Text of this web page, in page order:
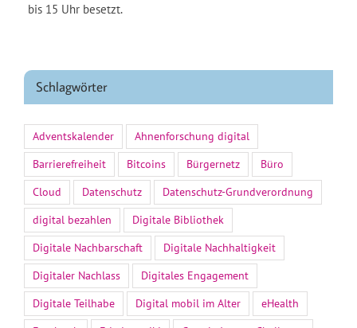
bis 15 Uhr besetzt.
Schlagwörter
Adventskalender
Ahnenforschung digital
Barrierefreiheit
Bitcoins Bürgernetz
Büro
Cloud
Datenschutz
Datenschutz-Grundverordnung
digital bezahlen
Digitale Bibliothek
Digitale Nachbarschaft
Digitale Nachhaltigkeit
Digitaler Nachlass
Digitales Engagement
Digitale Teilhabe
Digital mobil im Alter
eHealth